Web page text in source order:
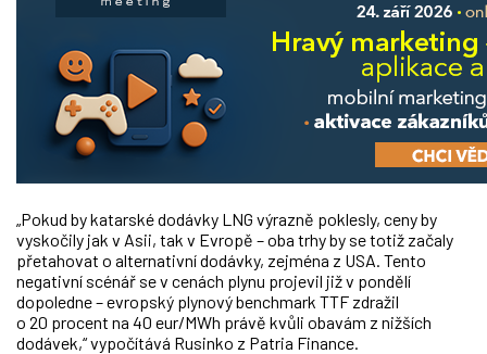
„Pokud by katarské dodávky LNG výrazně poklesly, ceny by
vyskočily jak v Asii, tak v Evropě – oba trhy by se totiž začaly
přetahovat o alternativní dodávky, zejména z USA. Tento
negativní scénář se v cenách plynu projevil již v pondělí
dopoledne – evropský plynový benchmark TTF zdražil
o 20 procent na 40 eur/MWh právě kvůli obavám z nižších
dodávek,“ vypočítává Rusinko z Patria Finance.